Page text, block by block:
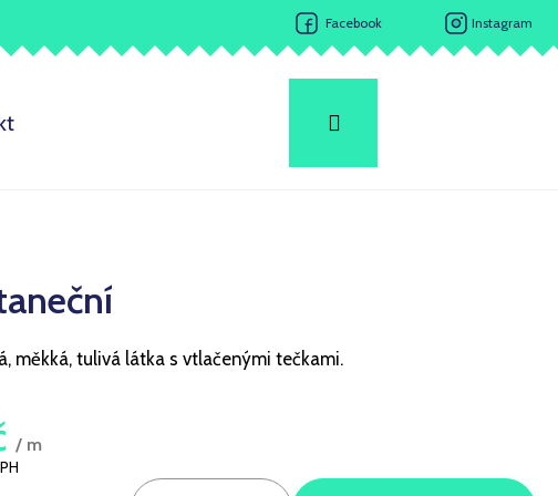
Facebook Instagram
měkká, tulivá látka s vtlačenými tečkami.
/ m